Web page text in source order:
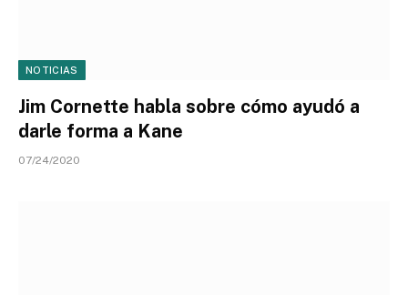
NOTICIAS
Jim Cornette habla sobre cómo ayudó a
darle forma a Kane
07/24/2020